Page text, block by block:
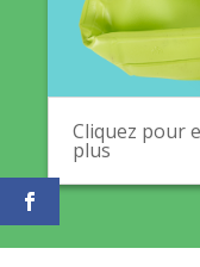
Cliquez pour
plus